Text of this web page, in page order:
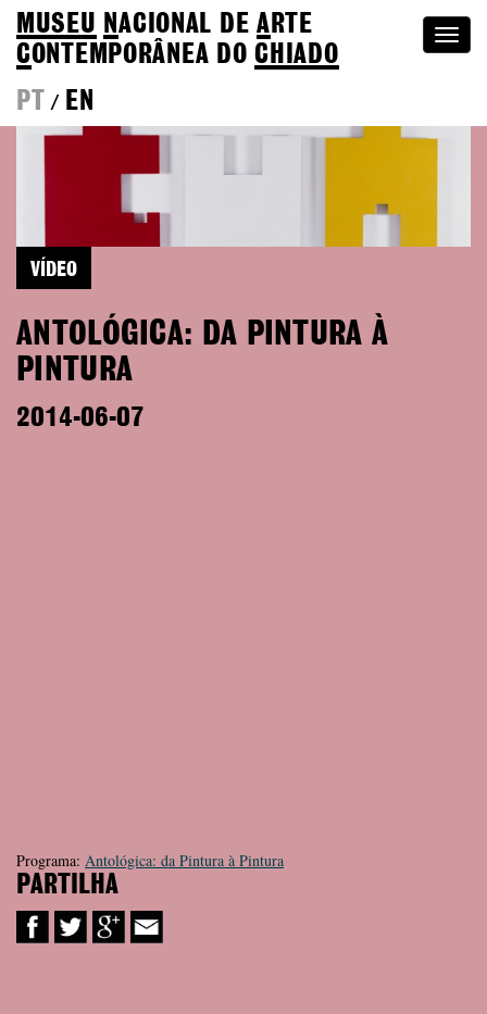
MUSEU NACIONAL DEA RTE
CONTEMPORÂNEA DOCHIADO
PT
/ EN
VÍDEO
ANTOLÓGICA: DA PINTURA À
PINTURA
2014-06-07
Programa: Antológica: da Pintura à Pintura
PARTILHA